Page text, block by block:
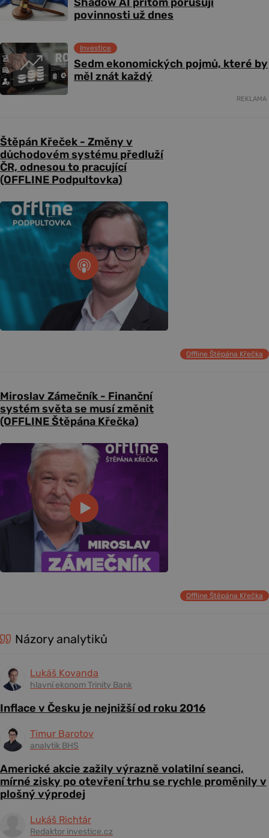
povinnosti už dnes
Sedm ekonomických pojmů, které by
měl znát každý
Investice
REKLAMA
Štěpán Křeček - Změny v
důchodovém systému předluží
ČR, odnesou to pracující
(OFFLINE Podpultovka)
Offline Štěpána Křečka
Miroslav Zámečník - Finanční
systém světa se musí změnit
(OFFLINE Štěpána Křečka)
Offline Štěpána Křečka
Názory analytiků
Lukáš Kovanda
hlavní ekonom Trinity Bank
Inflace v Česku je nejnižší od roku 2016
Timur Barotov
analytik BHS
Americké akcie zažily výrazně volatilní seanci,
mírné zisky po otevření trhu se rychle proměnily v
plošný výprodej
Lukáš Richtár
Redaktor investice.cz